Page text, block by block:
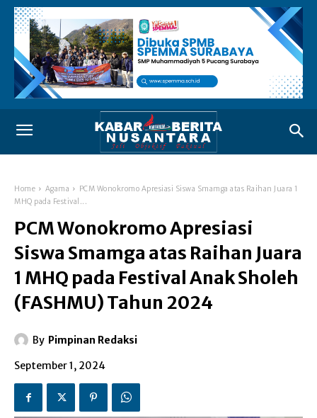
Home Agama
PCM Wonokromo Apresiasi Siswa Smamga atas Raihan Juara 1
MHQ pada Festival...
PCM Wonokromo Apresiasi
Siswa Smamga atas Raihan Juara
1 MHQ pada Festival Anak Sholeh
(FASHMU) Tahun 2024
By Pimpinan Redaksi
September 1, 2024